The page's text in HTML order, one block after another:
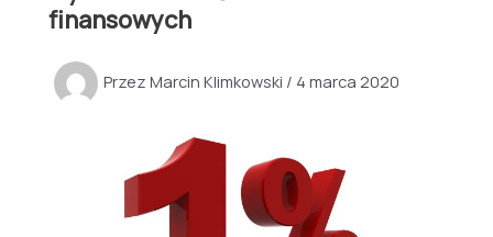
finansowych
Przez Marcin Klimkowski / 4 marca 2020